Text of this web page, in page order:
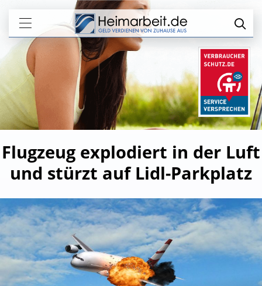
Flugzeug explodiert in der Luft
und stürzt auf Lidl-Parkplatz